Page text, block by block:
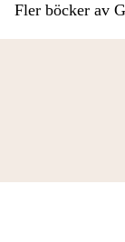
Fler böcker av